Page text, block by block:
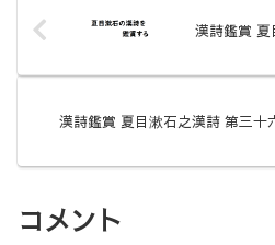
漢詩鑑賞 夏
漢詩鑑賞 夏目漱石之漢詩 第三十
コメント